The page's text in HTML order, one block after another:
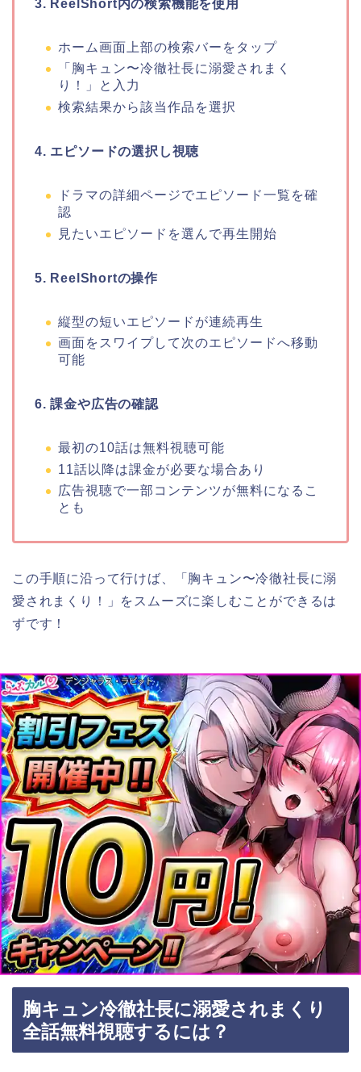
3. ReelShort内の検索機能を使用
ホーム画面上部の検索バーをタップ
「 胸キュン〜冷徹社長に溺愛されまく
り！
」
と入力
検索結果から該当作品を選択
4. エピソードの選択し視聴
ドラマの詳細ページでエピソード一覧を確
認
見たいエピソードを選んで再生開始
5. ReelShortの操作
縦型の短いエピソードが連続再生
画面をスワイプして次のエピソードへ移動
可能
6. 課金や広告の確認
最初の10話は無料視聴可能
11話以降は課金が必要な場合あり
広告視聴で一部コンテンツが無料になるこ
とも
この手順に沿って行けば、 「 胸キュン〜冷徹社長に溺
愛されまくり！
」 をスムーズに楽しむことができるは
ずです！
胸キュン冷徹社長に溺愛されまくり
全話無料視聴するには？